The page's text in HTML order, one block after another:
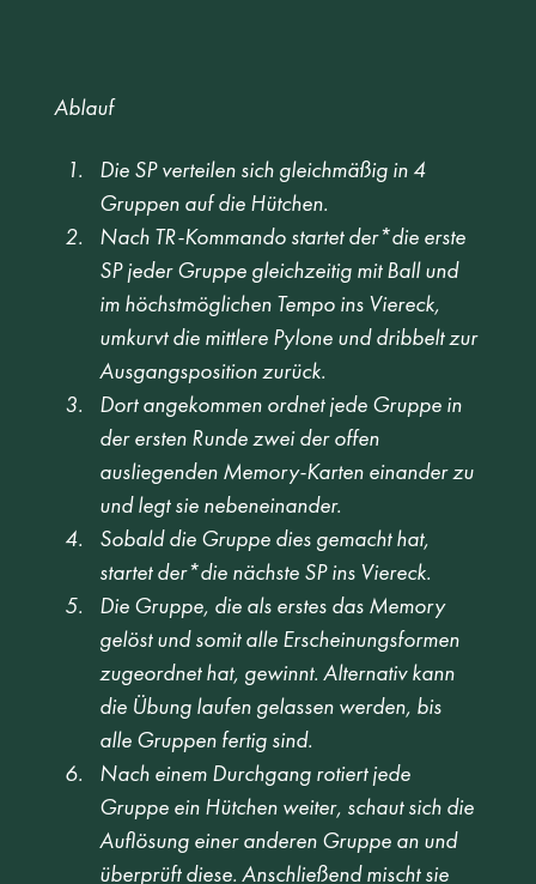
Ablauf
Die SP verteilen sich gleichmäßig in 4
Gruppen auf die Hütchen.
Nach TR-Kommando startet der*die erste
SP jeder Gruppe gleichzeitig mit Ball und
im höchstmöglichen Tempo ins Viereck,
umkurvt die mittlere Pylone und dribbelt zur
Ausgangsposition zurück.
Dort angekommen ordnet jede Gruppe in
der ersten Runde zwei der offen
ausliegenden Memory-Karten einander zu
und legt sie nebeneinander.
Sobald die Gruppe dies gemacht hat,
startet der*die nächste SP ins Viereck.
Die Gruppe, die als erstes das Memory
gelöst und somit alle Erscheinungsformen
zugeordnet hat, gewinnt. Alternativ kann
die Übung laufen gelassen werden, bis
alle Gruppen fertig sind.
Nach einem Durchgang rotiert jede
Gruppe ein Hütchen weiter, schaut sich die
Auflösung einer anderen Gruppe an und
überprüft diese. Anschließend mischt sie